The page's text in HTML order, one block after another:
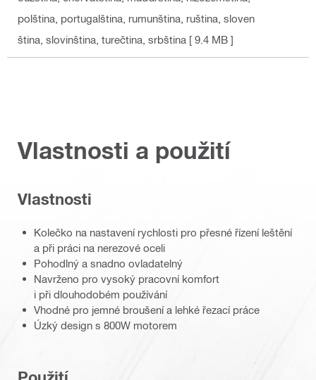
polština, portugalština, rumunština, ruština, sloven
ština, slovinština, turečtina, srbština [ 9.4 MB ]
Vlastnosti a použití
Vlastnosti
Kolečko na nastavení rychlosti pro přesné řízení leštění
a při práci na nerezové oceli
Pohodlný a snadno ovladatelný
Navrženo pro vysoký pracovní komfort
i při dlouhodobém používání
Vhodné pro jemné broušení a lehké řezací práce
Úzký design s 800W motorem